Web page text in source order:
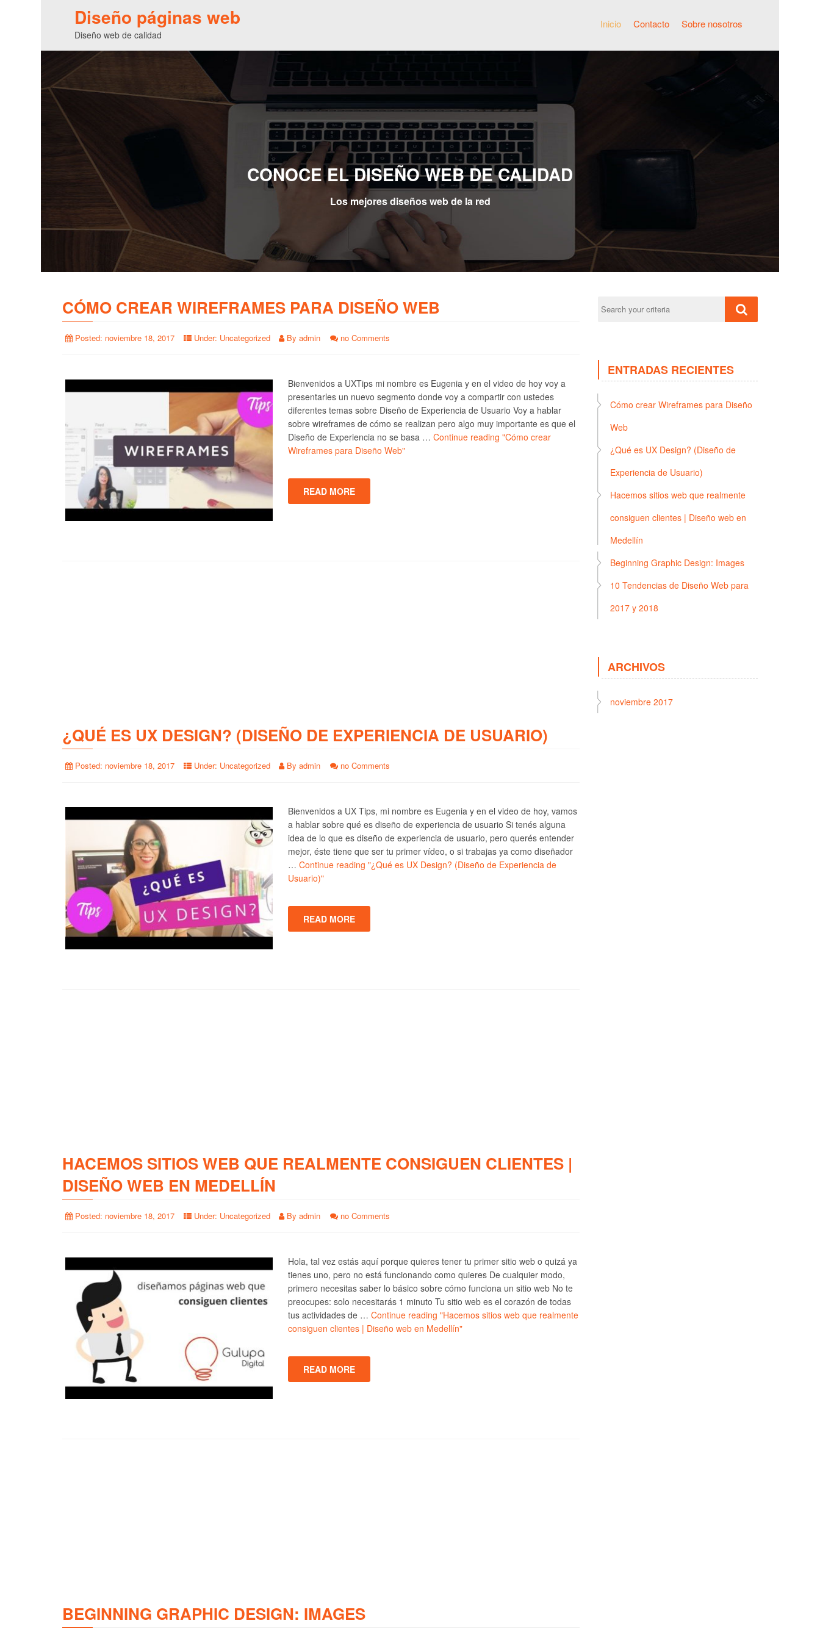
Diseño páginas web
Diseño web de calidad
Inicio Contacto Sobre nosotros
CONOCE EL DISEÑO WEB DE CALIDAD
Los mejores diseños web de la red
CÓMO CREAR WIREFRAMES PARA DISEÑO WEB
Posted: noviembre 18, 2017 Under: Uncategorized By admin no Comments
Bienvenidos a UXTips mi nombre es Eugenia y en el video de hoy voy a
presentarles un nuevo segmento donde voy a compartir con ustedes
diferentes temas sobre Diseño de Experiencia de Usuario Voy a hablar
sobre wireframes de cómo se realizan pero algo muy importante es que el
Diseño de Experiencia no se basa … Continue reading "Cómo crear
Wireframes para Diseño Web"
READ MORE
¿QUÉ ES UX DESIGN? (DISEÑO DE EXPERIENCIA DE USUARIO)
Posted: noviembre 18, 2017 Under: Uncategorized By admin no Comments
Bienvenidos a UX Tips, mi nombre es Eugenia y en el video de hoy, vamos
a hablar sobre qué es diseño de experiencia de usuario Si tenés alguna
idea de lo que es diseño de experiencia de usuario, pero querés entender
mejor, éste tiene que ser tu primer vídeo, o si trabajas ya como diseñador
… Continue reading "¿Qué es UX Design? (Diseño de Experiencia de
Usuario)"
READ MORE
HACEMOS SITIOS WEB QUE REALMENTE CONSIGUEN CLIENTES |
DISEÑO WEB EN MEDELLÍN
Posted: noviembre 18, 2017 Under: Uncategorized By admin no Comments
Hola, tal vez estás aquí porque quieres tener tu primer sitio web o quizá ya
tienes uno, pero no está funcionando como quieres De cualquier modo,
primero necesitas saber lo básico sobre cómo funciona un sitio web No te
preocupes: solo necesitarás 1 minuto Tu sitio web es el corazón de todas
tus actividades de … Continue reading "Hacemos sitios web que realmente
consiguen clientes | Diseño web en Medellín"
READ MORE
BEGINNING GRAPHIC DESIGN: IMAGES
ENTRADAS RECIENTES
Cómo crear Wireframes para Diseño
Web
¿Qué es UX Design? (Diseño de
Experiencia de Usuario)
Hacemos sitios web que realmente
consiguen clientes | Diseño web en
Medellín
Beginning Graphic Design: Images
10 Tendencias de Diseño Web para
2017 y 2018
ARCHIVOS
noviembre 2017